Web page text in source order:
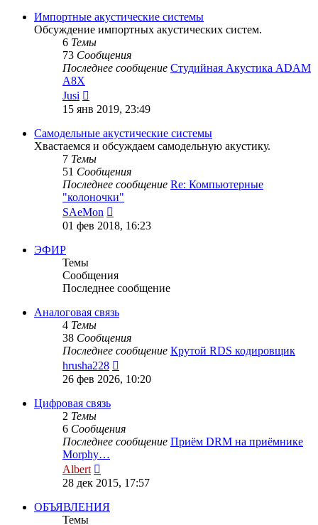
сообщению
Импортные акустические системы
Обсуждение импортных акустических систем.
6 Темы
73 Сообщения
Последнее сообщение Студийная Акустика ADAM
A8X
Jusi
к
сообщению
15 янв 2019, 23:49
Самодельные акустические системы
Хвастаемся и обсуждаем самодельную акустику.
7 Темы
51 Сообщения
Последнее сообщение Re: Компьютерные
"колоночки"
SAeMon
к
01 фев 2018, 16:23
ЭФИР
Темы
Сообщения
Последнее сообщение
Аналоговая связь
4 Темы
38 Сообщения
Последнее сообщение Крутой RDS кодировщик
hrusha228
к
26 фев 2026, 10:20
Цифровая связь
2 Темы
6 Сообщения
Последнее сообщение Приём DRM на приёмнике
Morphy…
Albert
к
сообщению
28 дек 2015, 17:57
ОБЪЯВЛЕНИЯ
Темы